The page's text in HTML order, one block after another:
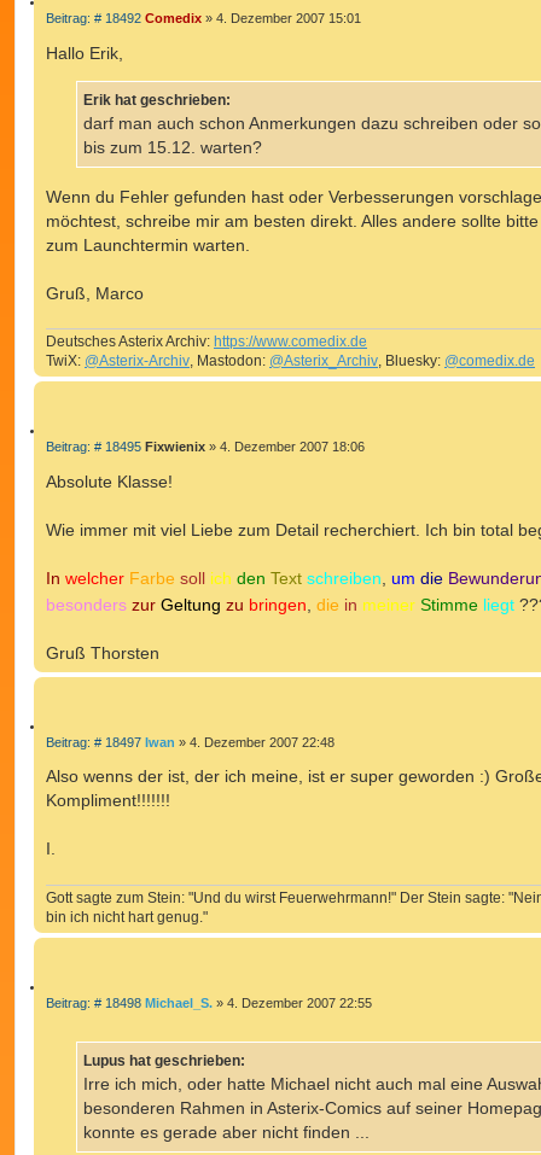
Z
T
Beitrag: # 18492B
r
a
g
Comedix » 4. Dezember 2007 15:01
Hallo Erik,
Erik hat geschrieben:
darf man auch schon Anmerkungen dazu schreiben oder
bis zum 15.12. warten?
Wenn du Fehler gefunden hast oder Verbesserungen
möchtest, schreibe mir am besten direkt. Alles andere sollte
zum Launchtermin warten.
Gruß, Marco
Deutsches Asterix Archiv: https://www.comedix.de
TwiX: @Asterix-Archiv, Mastodon: @Asterix_Archiv, Bluesky: @comedix.de
Z
T
E
E
N
Beitrag: # 18495B
g
Fixwienix » 4. Dezember 2007 18:06
Absolute Klasse!
Wie immer mit viel Liebe zum Detail recherchiert. Ich bin total
In welcher Farbe soll ich den Text schreiben um die
besonders zur Geltung zu bringen die in meiner Stimme liegt
Gruß Thorsten
Z
T
I
N
Beitrag: # 18497B
i
r
Iwan » 4. Dezember 2007 22:48
Also wenns der ist, der ich meine, ist er super geworden :)
Kompliment!!!!!!!
I.
Gott sagte zum Stein: "Und du wirst Feuerwehrmann!" Der Stein sagte:
bin ich nicht hart genug."
Z
Beitrag: # 18498B
r
a
Michael_S. » 4. Dezember 2007 22:55
Lupus hat geschrieben:
Irre ich mich, oder hatte Michael nicht auch mal eine
besonderen Rahmen in Asterix-Comics auf seiner
konnte es gerade aber nicht finden ...